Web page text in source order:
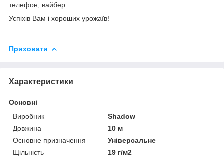
телефон, вайбер.
Успіхів Вам і хороших урожаїв!
Приховати
Характеристики
Основні
Виробник
Shadow
Довжина
10 м
Основне призначення
Універсальне
Щільність
19 г/м2